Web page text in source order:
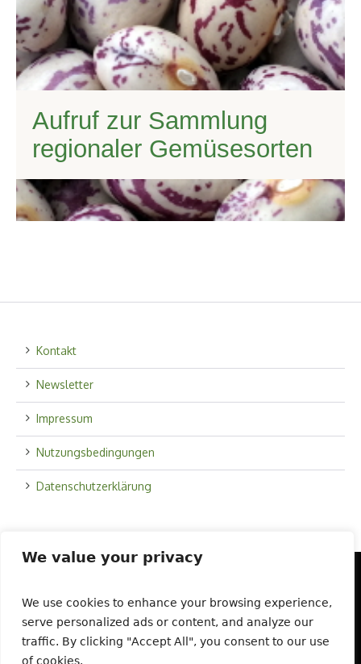
We value your privacy
We use cookies to enhance your browsing experience,
serve personalized ads or content, and analyze our
traffic. By clicking "Accept All", you consent to our use
of cookies.
Aufruf zur Sammlung
regionaler Gemüsesorten
Kontakt
Newsletter
Impressum
Nutzungsbedingungen
Datenschutzerklärung
Startseite Über uns
Schaugarten
Saatgut und Vielfalt